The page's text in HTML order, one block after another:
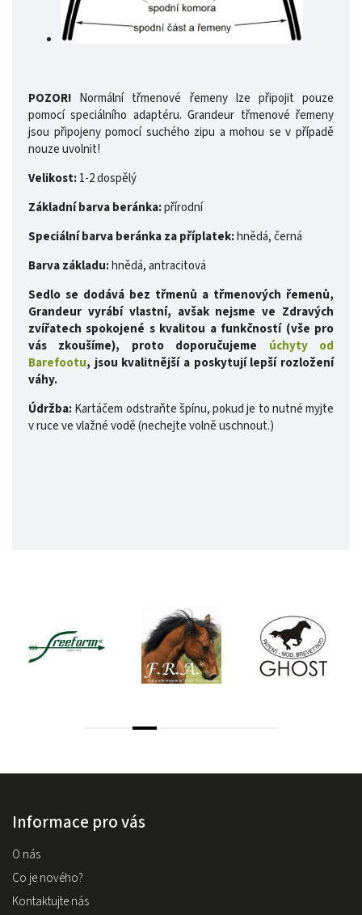
POZOR! Normální třmenové řemeny lze připojit pouze
pomocí speciálního adaptéru. Grandeur třmenové řemeny
jsou připojeny pomocí suchého zipu a mohou se v případě
nouze uvolnit!
Velikost:1-2 dospělý
Základní barva beránka:přírodní
Speciální barva beránka za příplatek:hnědá, černá
Barva základu:hnědá, antracitová
Sedlo se dodává bez třmenů a třmenových řemenů,
Grandeur vyrábí vlastní, avšak nejsme ve Zdravých
zvířatech spokojené s kvalitou a funkčností (vše pro
vás zkoušíme), proto doporučujeme úchyty od
Barefootu, jsou kvalitnější a poskytují lepší rozložení
váhy.
Údržba:Kartáčem odstraňte špínu, pokud je to nutné myjte
v ruce ve vlažné vodě (nechejte volně uschnout.)
Informace pro vás
O nás
Co je nového?
Kontaktujte nás